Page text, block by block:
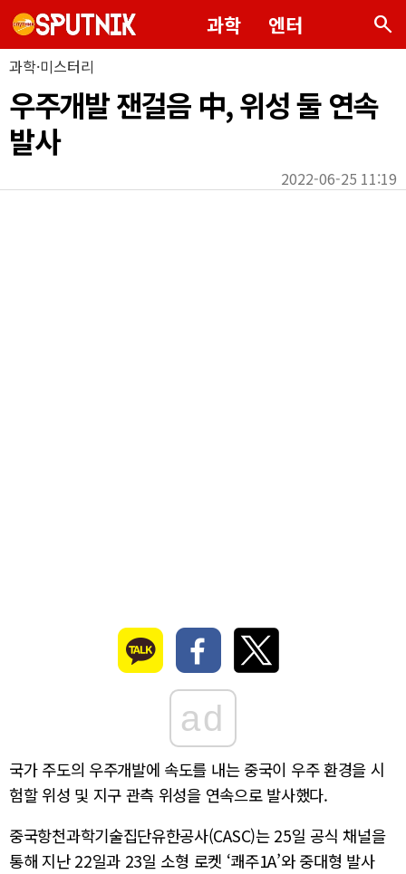
과학 엔터 search
과학·미스터리
우주개발 잰걸음 中, 위성 둘 연속
발사
2022-06-25 11:19
ad
국가 주도의 우주개발에 속도를 내는 중국이 우주 환경을 시
험할 위성 및 지구 관측 위성을 연속으로 발사했다.
중국항천과학기술집단유한공사(CASC)는 25일 공식 채널을
통해 지난 22일과 23일 소형 로켓 ‘쾌주1A’와 중대형 발사